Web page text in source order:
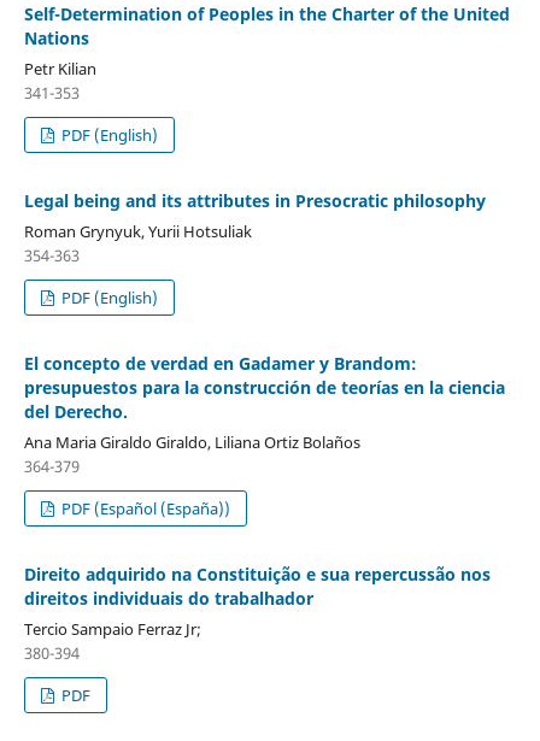
Self-Determination of Peoples in the Charter of the United
Nations
Petr Kilian
341-353
PDF (English)
Legal being and its attributes in Presocratic philosophy
Roman Grynyuk, Yurii Hotsuliak
354-363
PDF (English)
El concepto de verdad en Gadamer y Brandom:
presupuestos para la construcción de teorías en la ciencia
del Derecho.
Ana Maria Giraldo Giraldo, Liliana Ortiz Bolaños
364-379
PDF (Español (España))
Direito adquirido na Constituição e sua repercussão nos
direitos individuais do trabalhador
Tercio Sampaio Ferraz Jr;
380-394
PDF